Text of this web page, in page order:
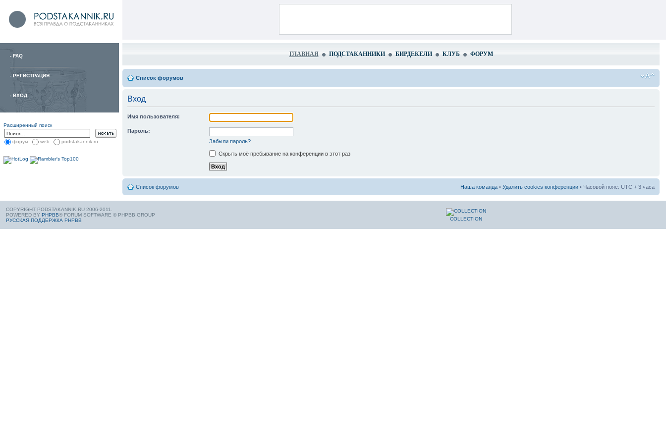
- FAQ
- РЕГИСТРАЦИЯ
- ВХОД
Расширенный поиск
форум web podstakannik.ru
ГЛАВНАЯ ПОДСТАКАННИКИ БИРДЕКЕЛИ КЛУБ ФОРУМ
Список форумов
Вход
Имя пользователя:
Пароль:
Забыли пароль?
Скрыть моё пребывание на конференции в этот раз
Список форумов Наша команда • Удалить cookies конференции • Часовой пояс: UTC + 3 часа
COPYRIGHT PODSTAKANNIK.RU 2006-2011.
POWERED BY PHPBB® FORUM SOFTWARE © PHPBB GROUP
РУССКАЯ ПОДДЕРЖКА PHPBB
COLLECTION